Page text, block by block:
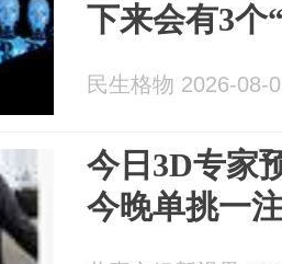
下来会有3个
民生格物 2026-08-
今日3D专家
今晚单挑一